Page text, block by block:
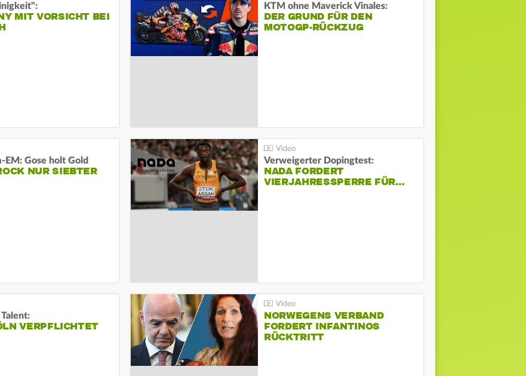
MIT VORSICHT BEI
KTM ohne Maverick Vinales:
DER GRUND FÜR DEN
MOTOGP-RÜCKZUG
EM: Gose holt Gold
NUR SIEBTER
Verweigerter Dopingtest:
NADA FORDERT
VIERJAHRESSPERRE FÜR…
VERPFLICHTET
NORWEGENS VERBAND
FORDERT INFANTINOS
RÜCKTRITT